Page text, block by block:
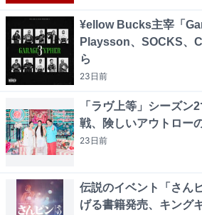
¥ellow Bucks主宰「
Playsson、SOCKS、
ら
23日前
「ラヴ上等」シーズ
戦、険しいアウトロー
23日前
伝説のイベント「さん
げる書籍発売、キング